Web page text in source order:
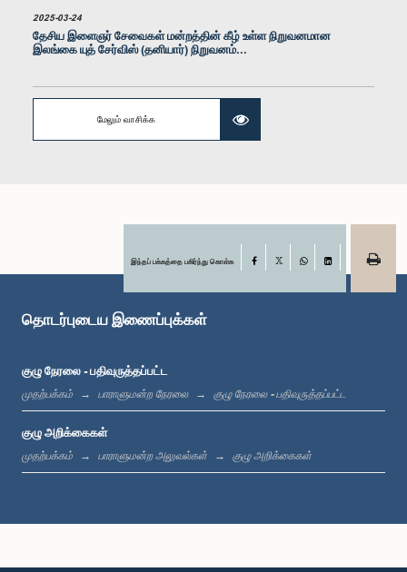
கௌரவ (செல்வி) சட்டத்தரணி லக்மாலி ஹேமசந்திர, பா.உ.
2025-03-24
தேசிய இளைஞர் சேவைகள் மன்றத்தின் கீழ் உள்ள நிறுவனமான
இலங்கை யுத் சேர்விஸ் (தனியார்) நிறுவனம்...
மேலும் வாசிக்க
இந்தப் பக்கத்தை பகிர்ந்து கொள்க Facebook
LinkedIn
தொடர்புடைய இணைப்புக்கள்
குழு நேரலை - பதிவுருத்தப்பட்ட
முதற்பக்கம் பாராளுமன்ற நேரலை குழு நேரலை - பதிவுருத்தப்பட்ட
குழு அறிக்கைகள்
முதற்பக்கம் பாராளுமன்ற அலுவல்கள் குழு அறிக்கைகள்